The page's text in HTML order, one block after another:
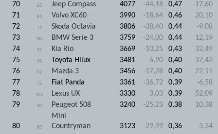
70
63 Jeep Compass 4077 -44,18 0,47
-17,60
71
81 Volvo XC60 3990 -18,64 0,46
20,10
72
71 Skoda Octavia 3806 -38,40 0,44
-9,08
73
80 BMW Serie 3 3759 -24,00 0,44
12,19
74
95 Kia Rio 3669 -10,25 0,43
32,49
75
98 Toyota Hilux 3481 -6,90 0,40
37,43
76
93 Mazda 3 3456 -17,28 0,40
22,11
77
75 Fiat Panda 3361 -36,72 0,39
-6,58
78
103 Lexus UX 3330 3,03 0,39
52,09
79
90 Peugeot 508 3240 -25,23 0,38 10,38
80 88
Mini
Countryman
3123 -29,99 0,36
3,34